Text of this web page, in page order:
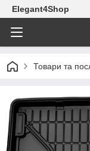
Elegant4Shop
Товари та